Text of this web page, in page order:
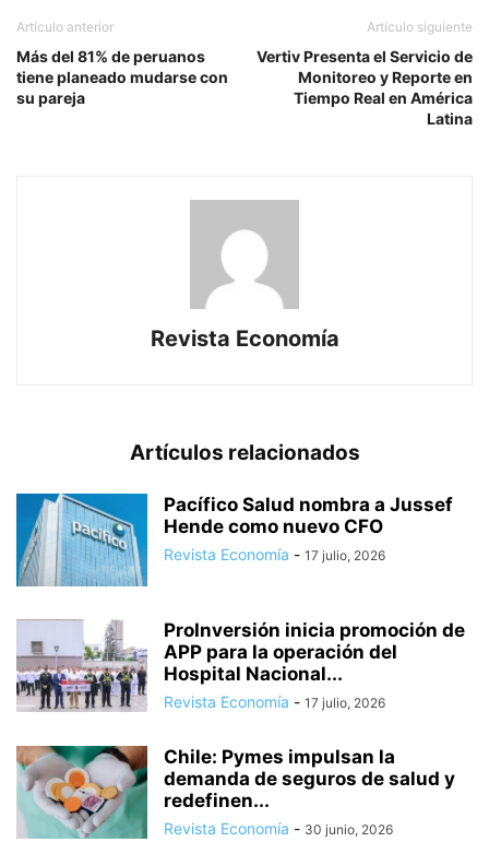
Artículo anterior
Más del 81% de peruanos
tiene planeado mudarse con
su pareja
Artículo siguiente
Vertiv Presenta el Servicio de
Monitoreo y Reporte en
Tiempo Real en América
Latina
Revista Economía
Artículos relacionados
Pacífico Salud nombra a Jussef
Hende como nuevo CFO
Revista Economía - 17 julio, 2026
ProInversión inicia promoción de
APP para la operación del
Hospital Nacional...
Revista Economía - 17 julio, 2026
Chile: Pymes impulsan la
demanda de seguros de salud y
redefinen...
Revista Economía - 30 junio, 2026